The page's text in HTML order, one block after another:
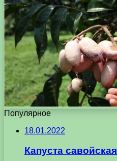
Популярное
18.01.2022
Капуста савойская